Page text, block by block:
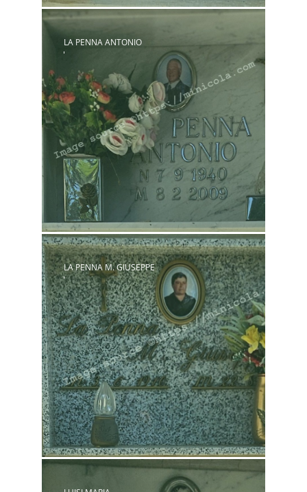
LA PENNA ANTONIO
LA PENNA M. GIUSEPPE